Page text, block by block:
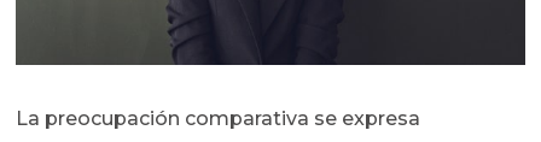
La preocupación comparativa se expresa